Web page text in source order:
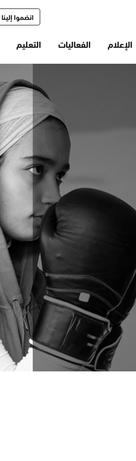
الإعلام الفعاليات التعليم
انضموا إلينا